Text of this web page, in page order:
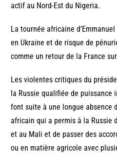
actif au Nord-Est du Nigeria.
La tournée africaine
en Ukraine et de risque de
comme un retour de la France
Les violentes critiques du
la Russie qualifiée de
font suite à une longue absence
africain qui a permis à la Russie
et au Mali et de passer des
ou en matière agricole avec